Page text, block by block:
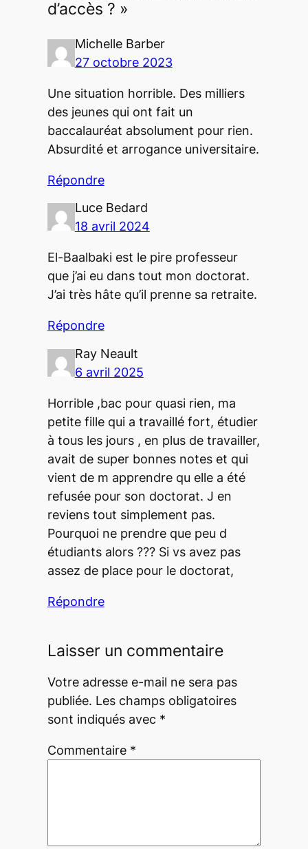
d’accès ? »
Michelle Barber
27 octobre 2023
Une situation horrible. Des milliers
des jeunes qui ont fait un
baccalauréat absolument pour rien.
Absurdité et arrogance universitaire.
Répondre
Luce Bedard
18 avril 2024
El-Baalbaki est le pire professeur
que j’ai eu dans tout mon doctorat.
J’ai très hâte qu’il prenne sa retraite.
Répondre
Ray Neault
6 avril 2025
Horrible ,bac pour quasi rien, ma
petite fille qui a travaillé fort, étudier
à tous les jours , en plus de travailler,
avait de super bonnes notes et qui
vient de m apprendre qu elle a été
refusée pour son doctorat. J en
reviens tout simplement pas.
Pourquoi ne prendre que peu d
étudiants alors ??? Si vs avez pas
assez de place pour le doctorat,
Répondre
Laisser un commentaire
Votre adresse e-mail ne sera pas
publiée. Les champs obligatoires
sont indiqués avec *
Commentaire *